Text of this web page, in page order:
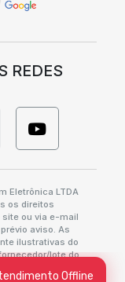
REDES
Eletrônica LTDA
os direitos
ou via e-mail
aviso. As
ilustrativas do
lote do